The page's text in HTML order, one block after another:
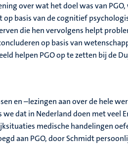
over wat het doel was van
basis van de cognitief
die hen vervolgens helpt
op basis van
helpen PGO op te zetten bij de
en –lezingen aan over de hele
we dat in Nederland doen met
medische handelingen
aan PGO, door Schmidt